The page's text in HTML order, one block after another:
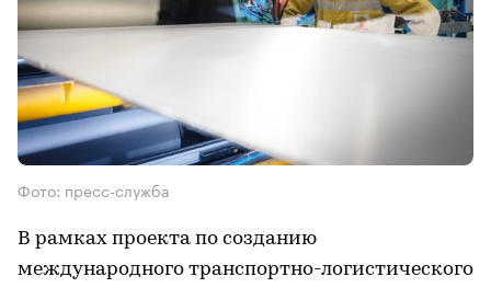
Фото: пресс-служба
В рамках проекта по созданию
международного транспортно-логистического